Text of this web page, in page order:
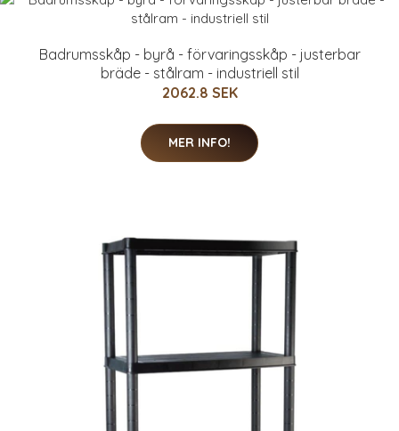
Badrumsskåp - byrå - förvaringsskåp - justerbar
bräde - stålram - industriell stil
2062.8 SEK
MER INFO!